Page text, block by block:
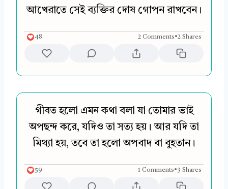
আখেরাতে সেই ব্যক্তির দোষ গোপন রাখবেন।
48 2 Comments•2 Shares
গীবত হলো এমন কথা বলা যা তোমার ভাই
অপছন্দ করে, যদিও তা সত্য হয়। আর যদি তা
মিথ্যা হয়, তবে তা হলো অপবাদ বা বুহতান।
59 1 Comments•3 Shares